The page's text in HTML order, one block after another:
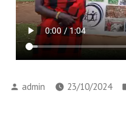
admin 23/10/2024